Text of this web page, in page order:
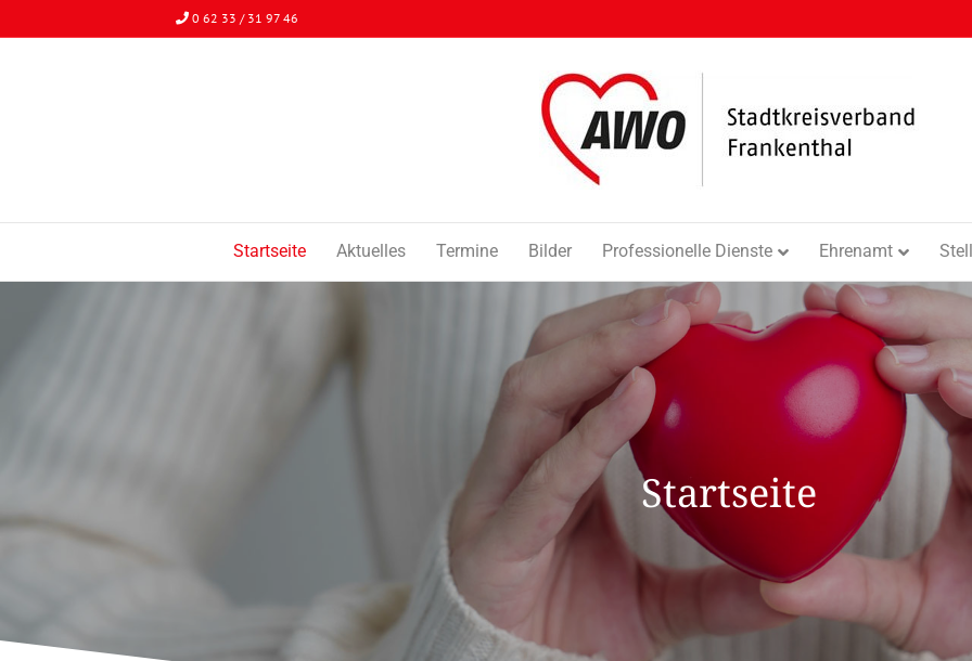
0 62 33 / 31 97 46
Startseite Aktuelles Termine Bilder Professionelle Dienste Ehrenamt
Startseite